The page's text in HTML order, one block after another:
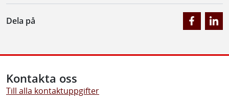
Dela på
Kontakta oss
Till alla kontaktuppgifter